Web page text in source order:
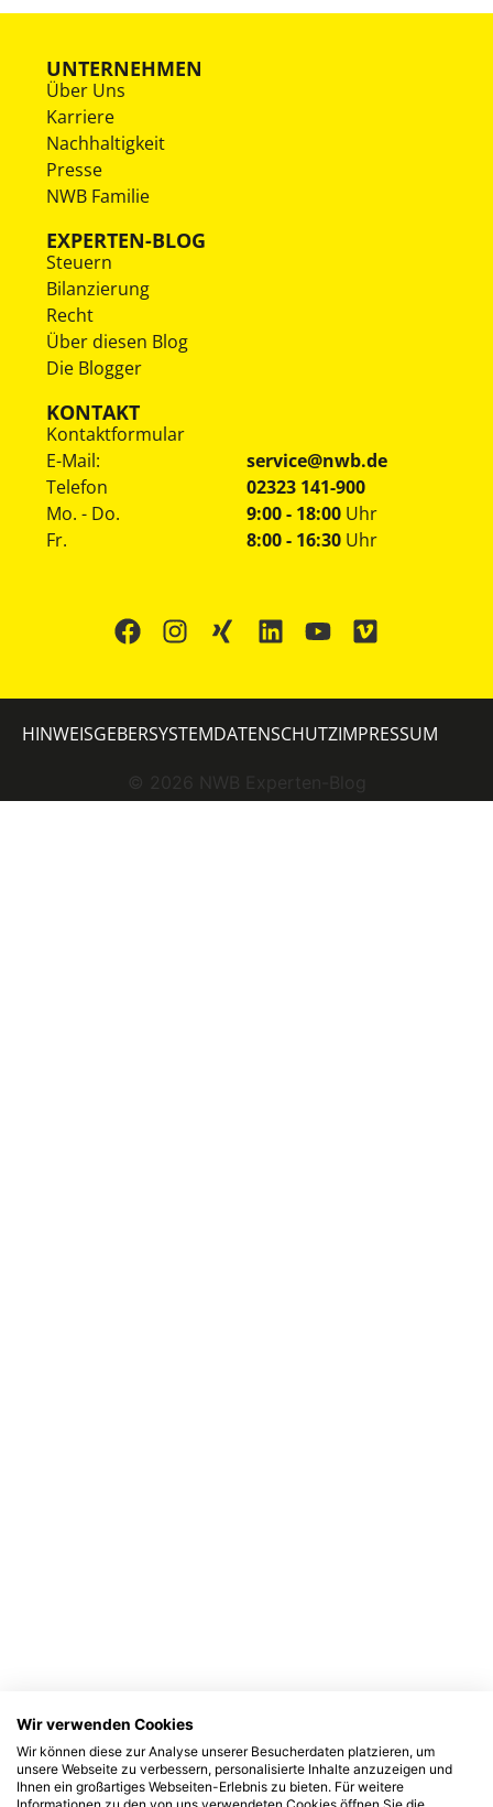
UNTERNEHMEN
Über Uns
Karriere
Nachhaltigkeit
Presse
NWB Familie
EXPERTEN-BLOG
Steuern
Bilanzierung
Recht
Über diesen Blog
Die Blogger
KONTAKT
Kontaktformular
E-Mail:
service@nwb.de
Telefon
02323 141-900
Mo. - Do.
Fr.
9:00 - 18:00 Uhr
8:00 - 16:30 Uhr
© 2026 NWB Experten-Blog
HINWEISGEBERSYSTEMDATENSCHUTZIMPRESSUM
Wir verwenden Cookies
Wir können diese zur Analyse unserer Besucherdaten platzieren, um
unsere Webseite zu verbessern, personalisierte Inhalte anzuzeigen und
Ihnen ein großartiges Webseiten-Erlebnis zu bieten. Für weitere